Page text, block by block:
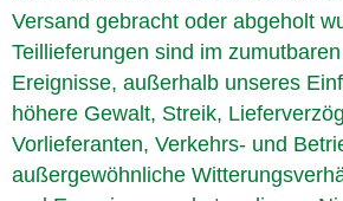
Versand gebracht oder abgeholt
Teillieferungen sind im
Ereignisse, außerhalb unseres
höhere Gewalt, Streik,
Vorlieferanten, Verkehrs- und
außergewöhnliche